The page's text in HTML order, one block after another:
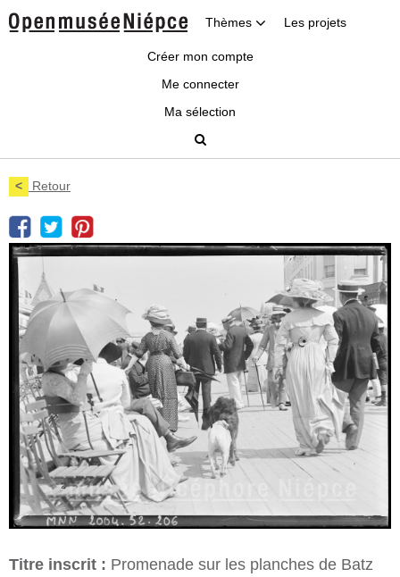
Thèmes Les projets
Créer mon compte
Me connecter
Ma sélection
< Retour
Titre inscrit : Promenade sur les planches de Batz